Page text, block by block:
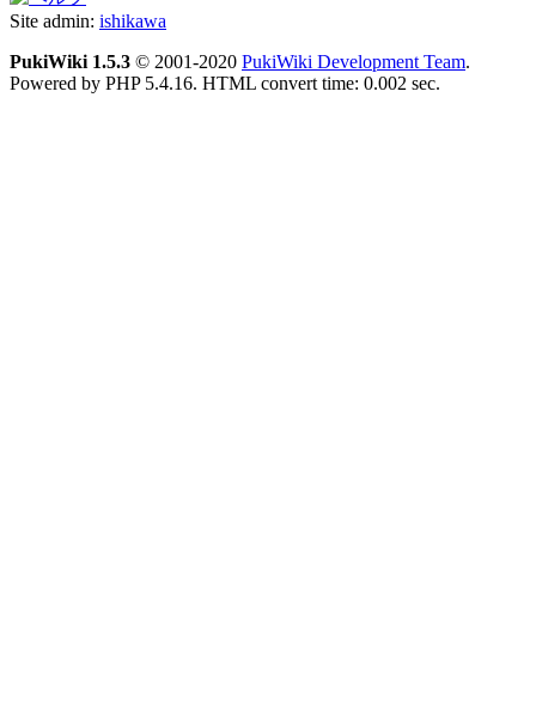
Site admin: ishikawa
PukiWiki 1.5.3 © 2001-2020 PukiWiki Development Team.
Powered by PHP 5.4.16. HTML convert time: 0.002 sec.